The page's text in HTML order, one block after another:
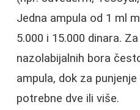
Jedna ampula od 1 ml
5.000 i 15.000 dinara.
nazolabijalnih bora
ampula, dok za
potrebne dve ili više.